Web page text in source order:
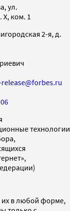
ул.
ком. 1
2-я, д.
технологии
их в любой форме,